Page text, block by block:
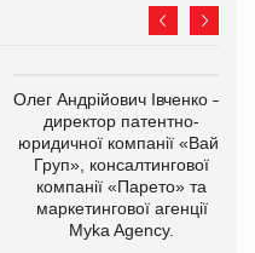
Олег Андрійович Івченко —
директор патентно-
юридичної компанії «Вайз
Груп», консалтингової
компанії «Парето» та
маркетингової агенції
Myka Agency.